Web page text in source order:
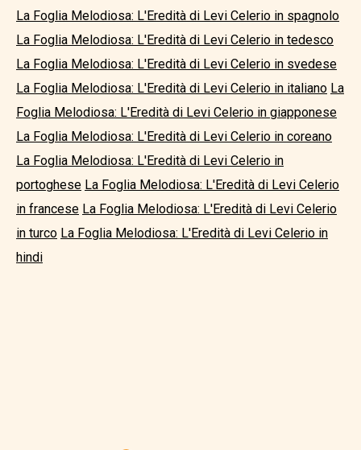
La Foglia Melodiosa: L'Eredità di Levi Celerio in spagnolo
La Foglia Melodiosa: L'Eredità di Levi Celerio in tedesco
La Foglia Melodiosa: L'Eredità di Levi Celerio in svedese
La Foglia Melodiosa: L'Eredità di Levi Celerio in italiano La
Foglia Melodiosa: L'Eredità di Levi Celerio in giapponese
La Foglia Melodiosa: L'Eredità di Levi Celerio in coreano
La Foglia Melodiosa: L'Eredità di Levi Celerio in
portoghese La Foglia Melodiosa: L'Eredità di Levi Celerio
in francese La Foglia Melodiosa: L'Eredità di Levi Celerio
in turco La Foglia Melodiosa: L'Eredità di Levi Celerio in
hindi